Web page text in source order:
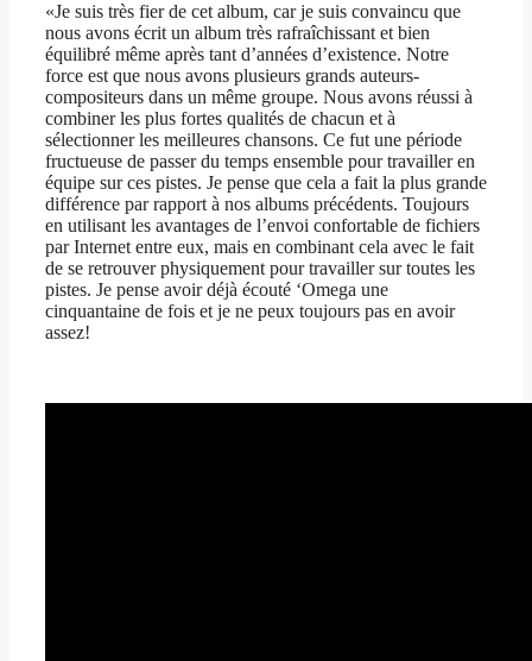
«Je suis très fier de cet album, car je suis convaincu que
nous avons écrit un album très rafraîchissant et bien
équilibré même après tant d’années d’existence. Notre
force est que nous avons plusieurs grands auteurs-
compositeurs dans un même groupe. Nous avons réussi à
combiner les plus fortes qualités de chacun et à
sélectionner les meilleures chansons. Ce fut une période
fructueuse de passer du temps ensemble pour travailler en
équipe sur ces pistes. Je pense que cela a fait la plus grande
différence par rapport à nos albums précédents. Toujours
en utilisant les avantages de l’envoi confortable de fichiers
par Internet entre eux, mais en combinant cela avec le fait
de se retrouver physiquement pour travailler sur toutes les
pistes. Je pense avoir déjà écouté ‘Omega une
cinquantaine de fois et je ne peux toujours pas en avoir
assez!